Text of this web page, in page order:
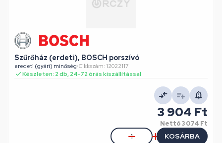
Szűrőház (erdeti), BOSCH porszívó
eredeti (gyári) minőség•Cikkszám: 12022117
Készleten: 2 db, 24-72 órás kiszállítással
3 904 Ft
Nettó3 074 Ft
KOSÁRBA